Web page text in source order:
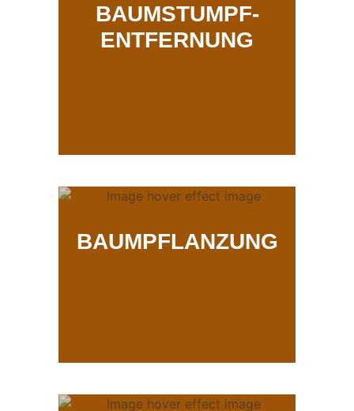
BAUMSTUMPF-
ENTFERNUNG
BAUMPFLANZUNG